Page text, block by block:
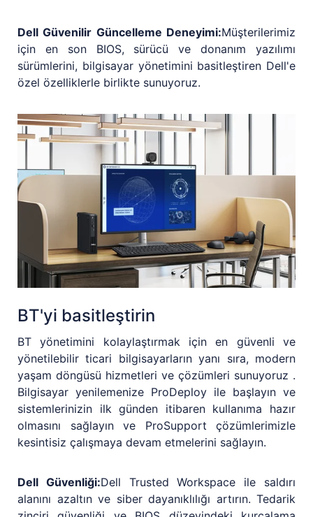
Dell Güvenilir Güncelleme Deneyimi:Müşterilerimiz
için en son BIOS, sürücü ve donanım yazılımı
sürümlerini, bilgisayar yönetimini basitleştiren Dell'e
özel özelliklerle birlikte sunuyoruz.
BT'yi basitleştirin
BT yönetimini kolaylaştırmak için en güvenli ve
yönetilebilir ticari bilgisayarların yanı sıra, modern
yaşam döngüsü hizmetleri ve çözümleri sunuyoruz .
Bilgisayar yenilemenize ProDeploy ile başlayın ve
sistemlerinizin ilk günden itibaren kullanıma hazır
olmasını sağlayın ve ProSupport çözümlerimizle
kesintisiz çalışmaya devam etmelerini sağlayın.
Dell Güvenliği:Dell Trusted Workspace ile saldırı
alanını azaltın ve siber dayanıklılığı artırın. Tedarik